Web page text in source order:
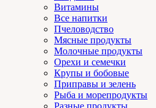
Витамины
Все напитки
Пчеловодство
Мясные продукты
Молочные продукты
Орехи и семечки
Крупы и бобовые
Приправы и зелень
Рыба и морепродукты
Разные продукты